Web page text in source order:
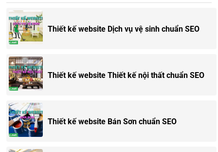
Thiết kế website Dịch vụ vệ sinh chuẩn SEO
Thiết kế website Thiết kế nội thất chuẩn SEO
Thiết kế website Bán Sơn chuẩn SEO